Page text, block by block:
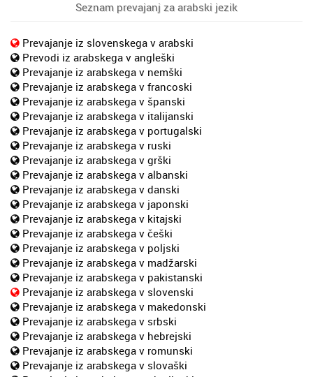
Seznam prevajanj za arabski jezik
Prevajanje iz slovenskega v arabski
Prevodi iz arabskega v angleški
Prevajanje iz arabskega v nemški
Prevajanje iz arabskega v francoski
Prevajanje iz arabskega v španski
Prevajanje iz arabskega v italijanski
Prevajanje iz arabskega v portugalski
Prevajanje iz arabskega v ruski
Prevajanje iz arabskega v grški
Prevajanje iz arabskega v albanski
Prevajanje iz arabskega v danski
Prevajanje iz arabskega v japonski
Prevajanje iz arabskega v kitajski
Prevajanje iz arabskega v češki
Prevajanje iz arabskega v poljski
Prevajanje iz arabskega v madžarski
Prevajanje iz arabskega v pakistanski
Prevajanje iz arabskega v slovenski
Prevajanje iz arabskega v makedonski
Prevajanje iz arabskega v srbski
Prevajanje iz arabskega v hebrejski
Prevajanje iz arabskega v romunski
Prevajanje iz arabskega v slovaški